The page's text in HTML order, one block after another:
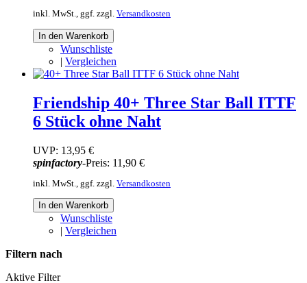
inkl. MwSt., ggf. zzgl. Versandkosten
In den Warenkorb
Wunschliste
| Vergleichen
Friendship 40+ Three Star Ball ITTF
6 Stück ohne Naht
UVP: 13,95 €
spinfactory-Preis: 11,90 €
inkl. MwSt., ggf. zzgl. Versandkosten
In den Warenkorb
Wunschliste
| Vergleichen
Filtern nach
Aktive Filter